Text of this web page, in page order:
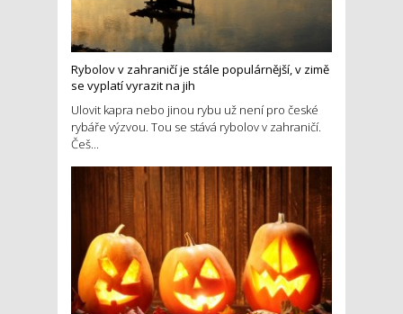
Rybolov v zahraničí je stále populárnější, v zimě
se vyplatí vyrazit na jih
Ulovit kapra nebo jinou rybu už není pro české
rybáře výzvou. Tou se stává rybolov v zahraničí.
Češ...